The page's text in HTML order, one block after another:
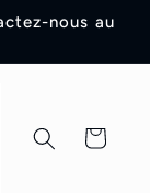
nous au
Panier